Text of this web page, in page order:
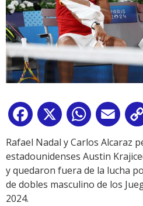
Facebook
X WhatsApp
Rafael Nadal y Carlos Alcaraz
estadounidenses Austin
y quedaron fuera de la lucha
de dobles masculino de los
2024.